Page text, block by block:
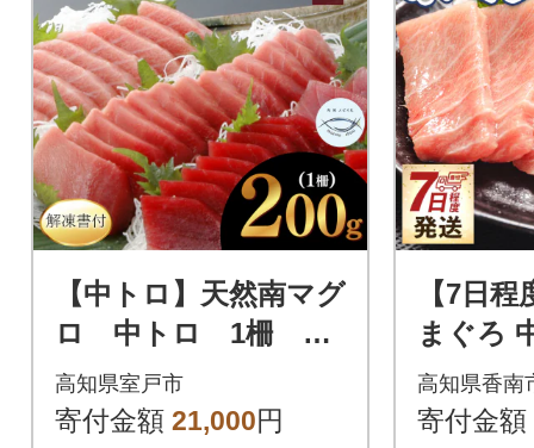
【中トロ】天然南マグ
ロ 中トロ 1柵
【解凍書付】
高知県室戸市
寄付金額 21,000円
【7日
まぐろ
1冊 養
高知県香南
寄付金額